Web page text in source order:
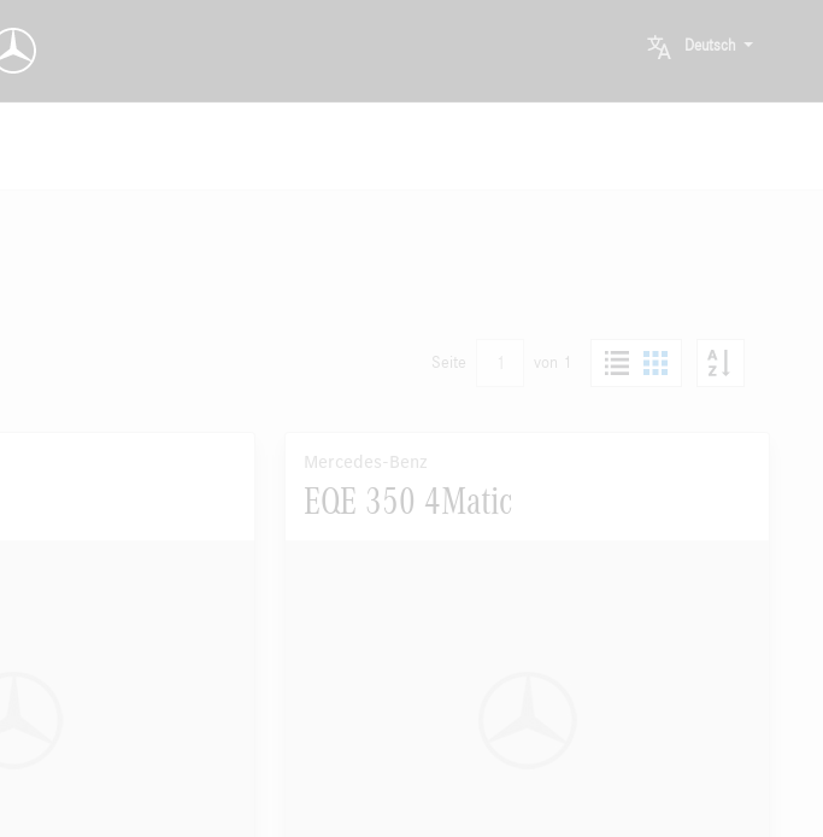
Deutsch
Seite von 1
Mercedes-Benz
EQE 350 4Matic